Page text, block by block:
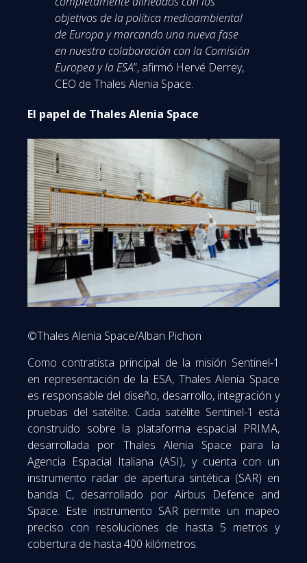
objetivos de la política medioambiental
de Europa y marcando una nueva fase
en nuestra colaboración con la Comisión
Europea y la ESA”, afirmó Hervé Derrey,
CEO de Thales Alenia Space.
El papel de Thales Alenia Space
©Thales Alenia Space/Alban Pichon
Como contratista principal de la misión Sentinel-1
en representación de la ESA, Thales Alenia Space
es responsable del diseño, desarrollo, integración y
pruebas del satélite. Cada satélite Sentinel-1 está
construido sobre la plataforma espacial PRIMA,
desarrollada por Thales Alenia Space para la
Agencia Espacial Italiana (ASI), y cuenta con un
instrumento radar de apertura sintética (SAR) en
banda C, desarrollado por Airbus Defence and
Space. Este instrumento SAR permite un mapeo
preciso con resoluciones de hasta 5 metros y
cobertura de hasta 400 kilómetros.